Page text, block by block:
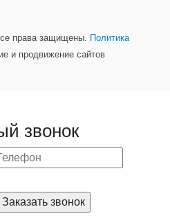
права защищены. Политика
и продвижение сайтов
звонок